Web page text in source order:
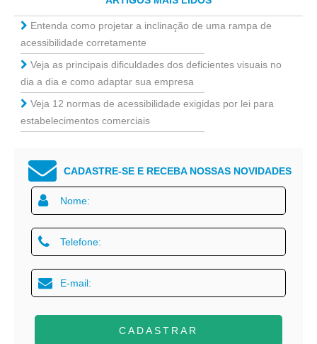
Entenda como projetar a inclinação de uma rampa de
acessibilidade corretamente
Veja as principais dificuldades dos deficientes visuais no
dia a dia e como adaptar sua empresa
Veja 12 normas de acessibilidade exigidas por lei para
estabelecimentos comerciais
CADASTRE-SE E RECEBA NOSSAS NOVIDADES
CADASTRAR